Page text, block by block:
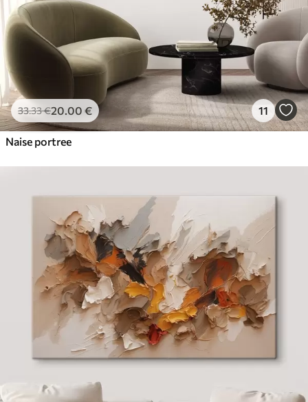
33.33€20.00 € 11
Naise portree